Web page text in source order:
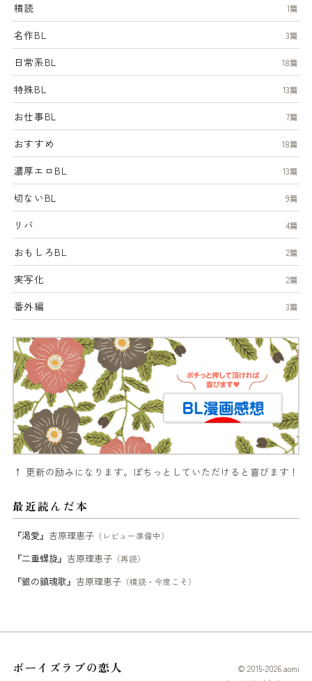
積読 1篇
名作BL 3篇
日常系BL 18篇
特殊BL 13篇
お仕事BL 7篇
おすすめ 18篇
濃厚エロBL 13篇
切ないBL 9篇
リバ 4篇
おもしろBL 2篇
実写化 2篇
番外編 3篇
↑ 更新の励みになります。ぽちっとしていただけると喜びます！
最近読んだ本
『渇愛』 吉原理恵子（レビュー準備中）
『二重螺旋』 吉原理恵子（再読）
『銀の鎮魂歌』 吉原理恵子（積読・今度こそ）
ボーイズラブの恋人
© 2015-2026 aomi